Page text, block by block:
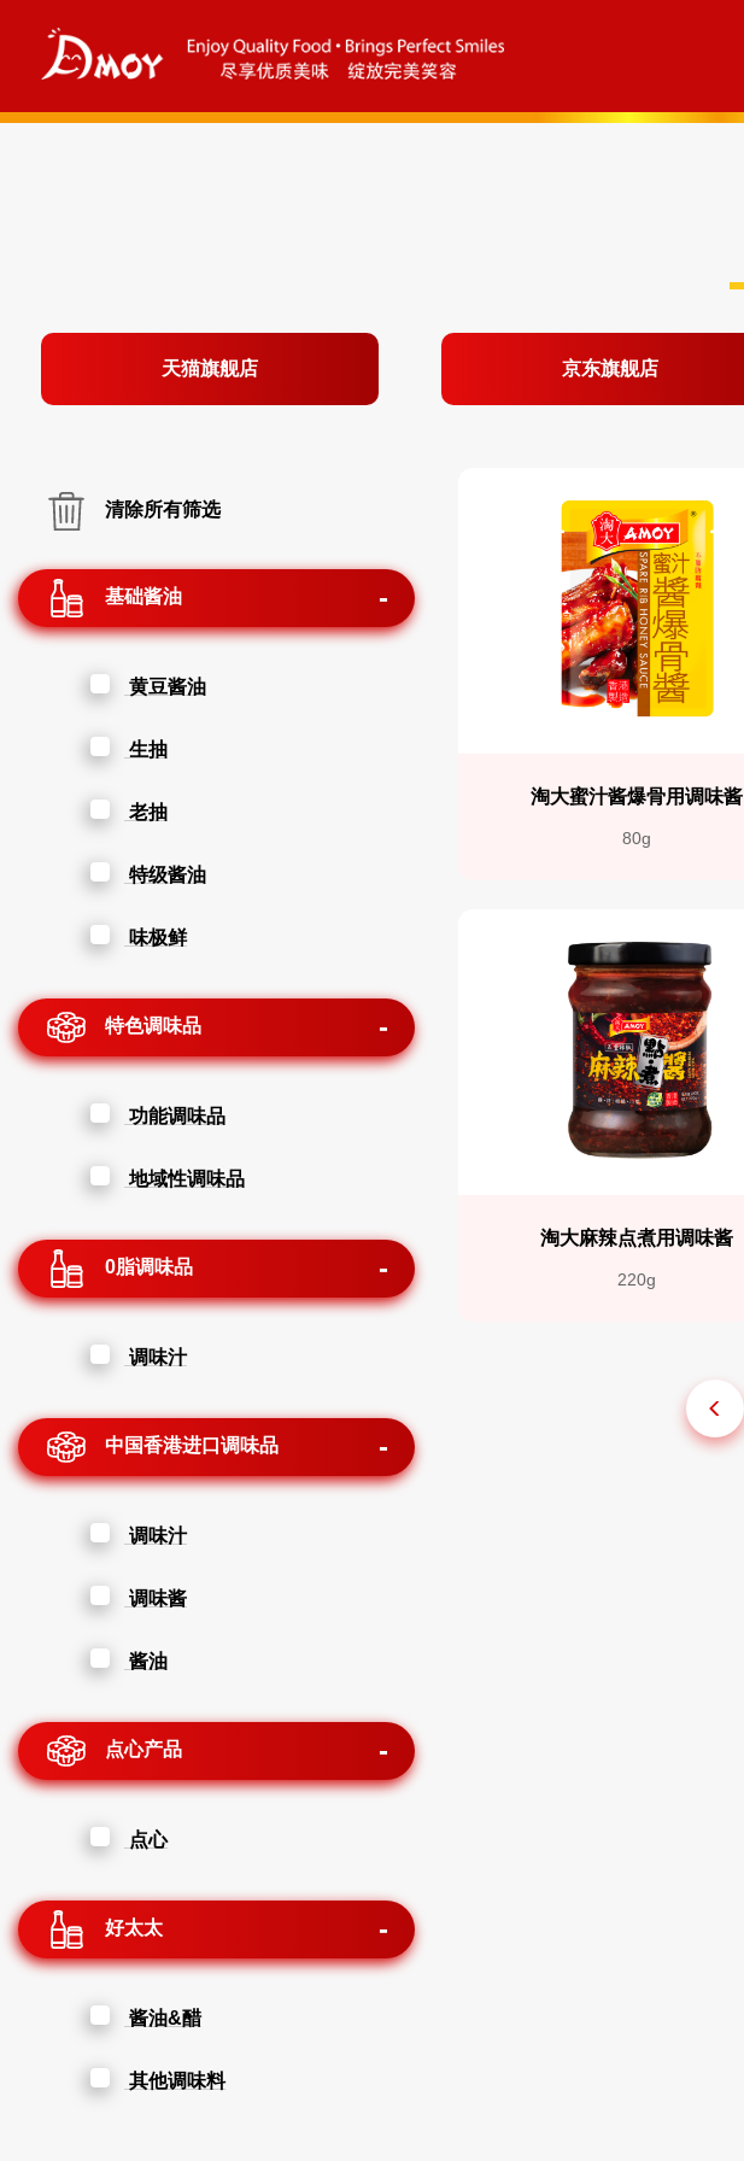
天猫旗舰店 京东旗舰店
清除所有筛选
基础酱油
黄豆酱油
生抽
老抽
特级酱油
味极鲜
特色调味品
功能调味品
地域性调味品
0脂调味品
调味汁
中国香港进口调味品
调味汁
调味酱
酱油
点心产品
点心
好太太
酱油&醋
其他调味料
淘大蜜汁酱爆骨用调味酱
80g
淘大麻辣点煮用调味酱
220g